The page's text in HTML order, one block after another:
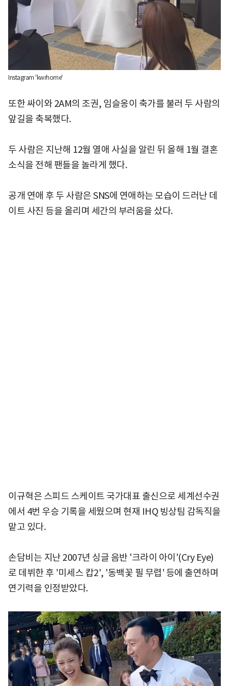
Instagram 'kwrhome'
또한 싸이와 2AM의 조권, 임슬옹이 축가를 불러 두 사람의
앞길을 축복했다.
두 사람은 지난해 12월 열애 사실을 알린 뒤 올해 1월 결혼
소식을 전해 팬들을 놀라게 했다.
공개 연애 후 두 사람은 SNS에 연애하는 모습이 드러난 데
이트 사진 등을 올리며 세간의 부러움을 샀다.
이규혁은 스피드 스케이트 국가대표 출신으로 세계선수권
에서 4번 우승 기록을 세웠으며 현재 IHQ 빙상팀 감독직을
맡고 있다.
손담비는 지난 2007년 싱글 음반 '크라이 아이'(Cry Eye)
로 데뷔한 후 '미세스 캅2', '동백꽃 필 무렵' 등에 출연하며
연기력을 인정받았다.